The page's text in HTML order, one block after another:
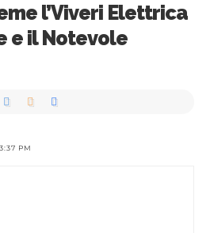
l’Viveri Elettrica
e il Notevole
PM